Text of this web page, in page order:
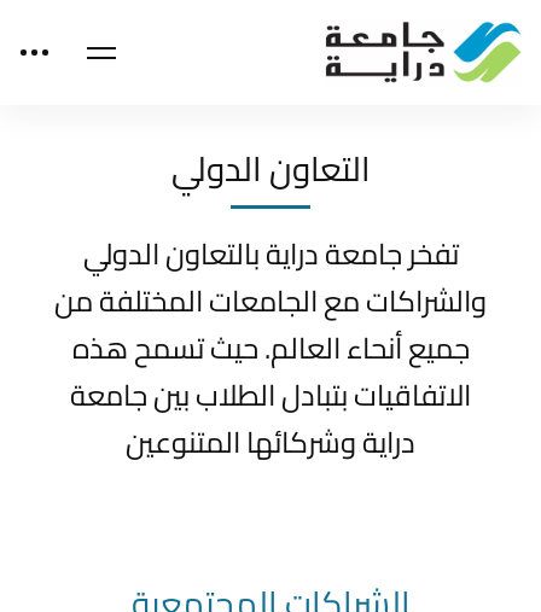
التعاون الدولي
تفخر جامعة دراية بالتعاون الدولي
والشراكات مع الجامعات المختلفة من
جميع أنحاء العالم. حيث تسمح هذه
الاتفاقيات بتبادل الطلاب بين جامعة
دراية وشركائها المتنوعين